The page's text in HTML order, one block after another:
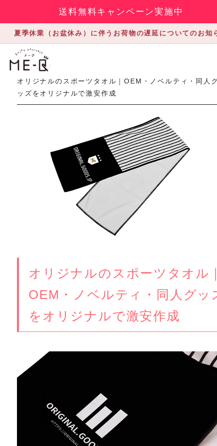
送料無料キャンペーン実施中
夏季休業（お盆休み）に伴うお荷物の遅延についてのお知
2021.2.02
オリジナルのスポーツタオル｜OEM・ノベルティ・同人
ッズをオリジナルで激安作成
オリジナルのスポーツタオル
OEM・ノベルティ・同人グッ
をオリジナルで激安作成